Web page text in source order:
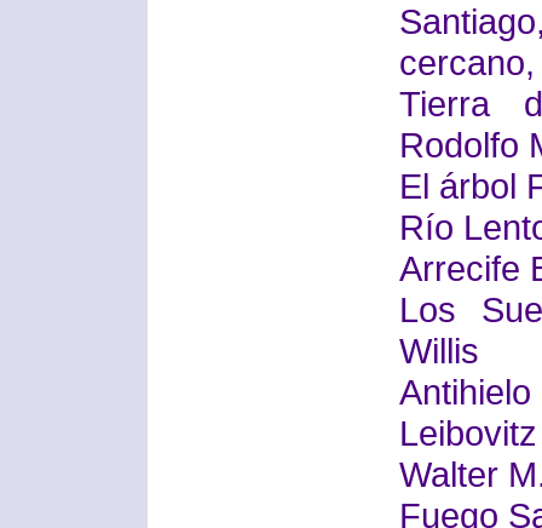
Tierra
Rodolfo
El árbol
Río
Arrecife
Los
Willis
Walter
Fuego